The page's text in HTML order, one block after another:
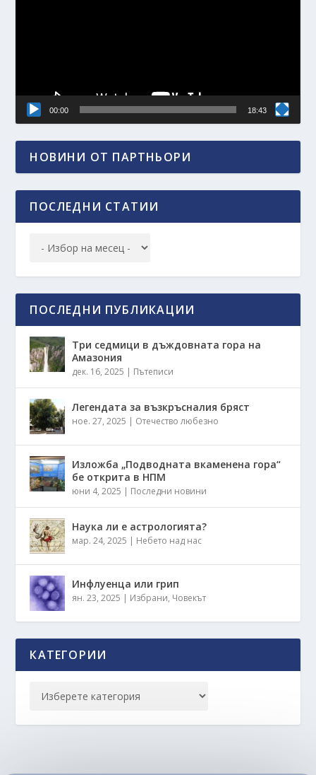
00:00 18:43
НОВИНИ ОТ ПАРТНЬОРИ
ПОСЛЕДНИ СТАТИИ
ПОСЛЕДНИ ПУБЛИКАЦИИ
Три седмици в дъждовната гора на
Амазония
дек. 16, 2025 | Пътеписи
Легендата за възкръсналия бряст
ное. 27, 2025 | Отечество любезно
Изложба „Подводната вкаменена гора“
бе открита в НПМ
юни 4, 2025 | Последни новини
Наука ли е астрологията?
мар. 24, 2025 | Небето над нас
Инфлуенца или грип
ян. 23, 2025 | Избрани, Човекът
КАТЕГОРИИ